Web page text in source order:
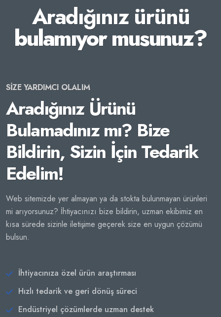
Aradığınız ürünü
bulamıyor musunuz?
SİZE YARDIMCI OLALIM
Aradığınız Ürünü
Bulamadınız mı? Bize
Bildirin, Sizin İçin Tedarik
Edelim!
Web sitemizde yer almayan ya da stokta bulunmayan ürünleri
mi arıyorsunuz? İhtiyacınızı bize bildirin, uzman ekibimiz en
kısa sürede sizinle iletişime geçerek size en uygun çözümü
bulsun.
İhtiyacınıza özel ürün araştırması
Hızlı tedarik ve geri dönüş süreci
Endüstriyel çözümlerde uzman destek